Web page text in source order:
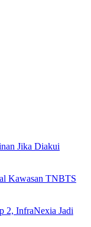
Jika Diakui
Kawasan TNBTS
2, InfraNexia Jadi